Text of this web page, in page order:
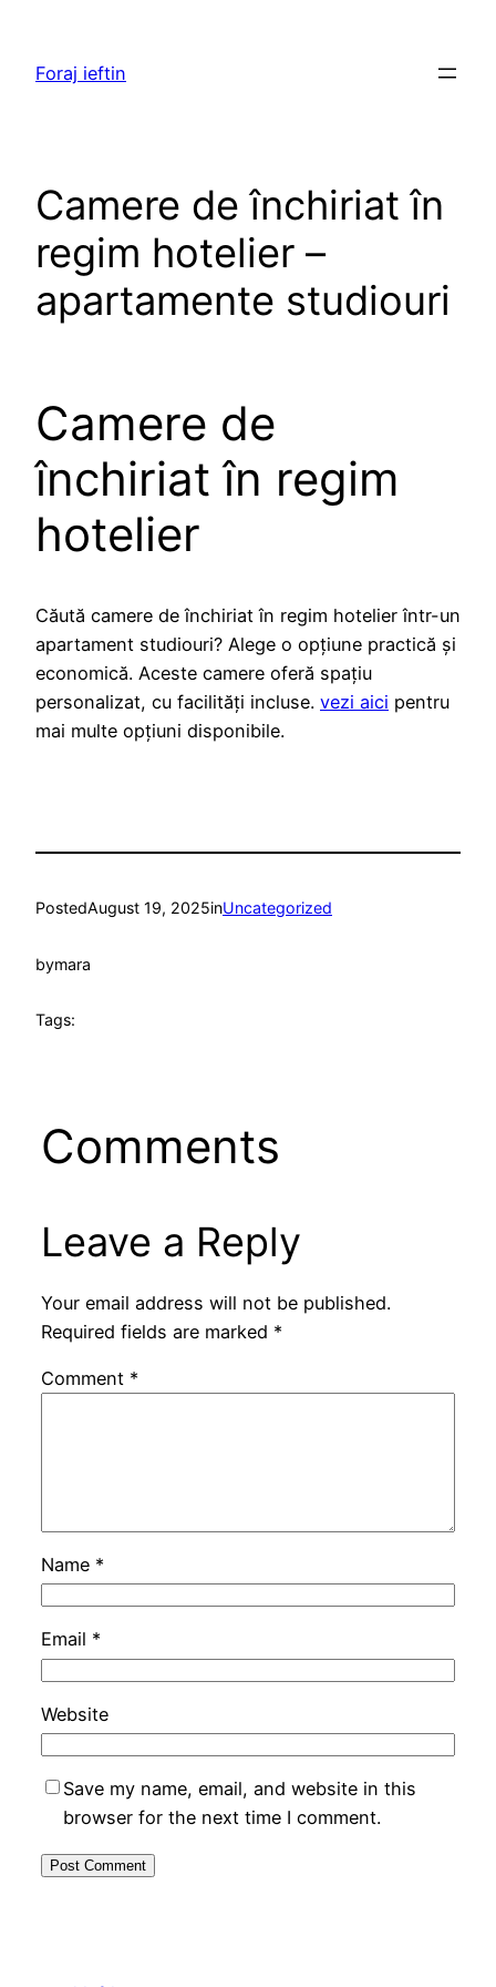
content
Foraj ieftin
Camere de închiriat în
regim hotelier –
apartamente studiouri
Camere de
închiriat în regim
hotelier
Căută camere de închiriat în regim hotelier într-un
apartament studiouri? Alege o opțiune practică și
economică. Aceste camere oferă spațiu
personalizat, cu facilități incluse. vezi aici pentru
mai multe opțiuni disponibile.
PostedAugust 19, 2025inUncategorized
bymara
Tags:
Comments
Leave a Reply
Your email address will not be published.
Required fields are marked *
Comment *
Name *
Email *
Website
Save my name, email, and website in this
browser for the next time I comment.